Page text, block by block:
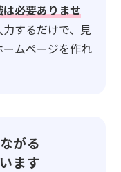
必要ありませ
するだけで、見
ムページを作れ
がる
ます